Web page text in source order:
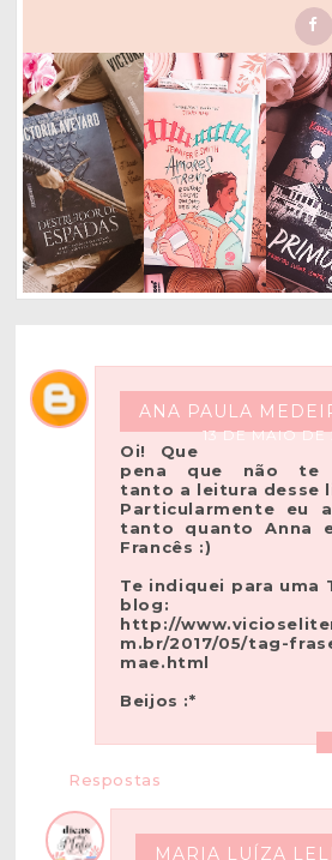
ANA PAULA
13 DE MAIO DE
Oi! Que
pena que não te
tanto a leitura desse
Particularmente eu
tanto quanto Anna
Francês :)
Te indiquei para uma
blog:
http://
m.br/2017/05/tag-
mae.html
Beijos :*
Respostas
MARIA LUÍZA